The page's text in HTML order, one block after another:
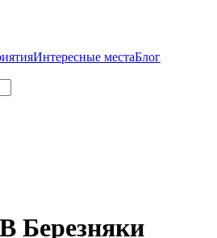
Интересные местаБлог
Березняки